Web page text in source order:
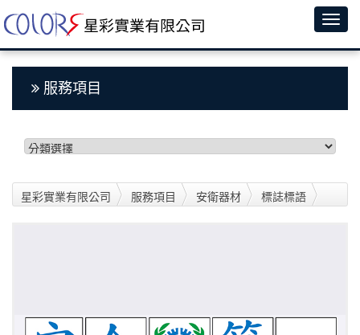
服務項目
星彩實業有限公司 服務項目 安衛器材
標誌標語